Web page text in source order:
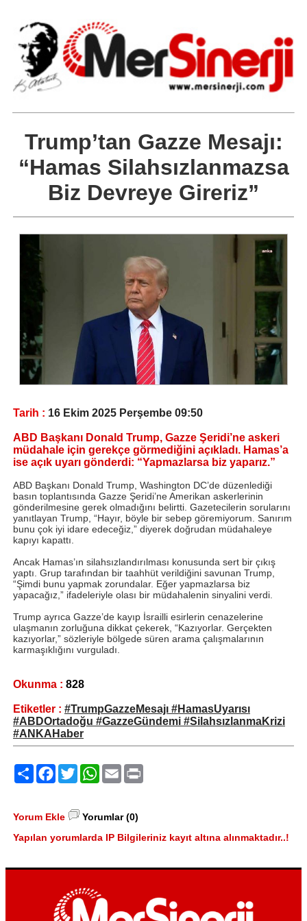
Trump’tan Gazze Mesajı:
“Hamas Silahsızlanmazsa
Biz Devreye Gireriz”
Tarih : 16 Ekim 2025 Perşembe 09:50
ABD Başkanı Donald Trump, Gazze Şeridi’ne askeri
müdahale için gerekçe görmediğini açıkladı. Hamas’a
ise açık uyarı gönderdi: “Yapmazlarsa biz yaparız.”
ABD Başkanı Donald Trump, Washington DC’de düzenlediği
basın toplantısında Gazze Şeridi’ne Amerikan askerlerinin
gönderilmesine gerek olmadığını belirtti. Gazetecilerin sorularını
yanıtlayan Trump, “Hayır, böyle bir sebep göremiyorum. Sanırım
bunu çok iyi idare edeceğiz,” diyerek doğrudan müdahaleye
kapıyı kapattı.
Ancak Hamas’ın silahsızlandırılması konusunda sert bir çıkış
yaptı. Grup tarafından bir taahhüt verildiğini savunan Trump,
“Şimdi bunu yapmak zorundalar. Eğer yapmazlarsa biz
yapacağız,” ifadeleriyle olası bir müdahalenin sinyalini verdi.
Trump ayrıca Gazze’de kayıp İsrailli esirlerin cenazelerine
ulaşmanın zorluğuna dikkat çekerek, “Kazıyorlar. Gerçekten
kazıyorlar,” sözleriyle bölgede süren arama çalışmalarının
karmaşıklığını vurguladı.
Okunma : 828
Etiketler : #TrumpGazzeMesajı #HamasUyarısı
#ABDOrtadoğu #GazzeGündemi #SilahsızlanmaKrizi
#ANKAHaber
PaylaşFacebook
TwitterWhatsApp
Email
Yorum Ekle
Yorumlar (0)
Yapılan yorumlarda IP Bilgileriniz kayıt altına alınmaktadır..!